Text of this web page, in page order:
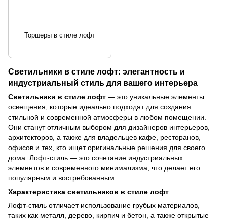
Светильники в стиле лофт: элегантность и
индустриальный стиль для вашего интерьера
Светильники в стиле лофт — это уникальные элементы
освещения, которые идеально подходят для создания
стильной и современной атмосферы в любом помещении.
Они станут отличным выбором для дизайнеров интерьеров,
архитекторов, а также для владельцев кафе, ресторанов,
офисов и тех, кто ищет оригинальные решения для своего
дома. Лофт-стиль — это сочетание индустриальных
элементов и современного минимализма, что делает его
популярным и востребованным.
Характеристика светильников в стиле лофт
Лофт-стиль отличает использование грубых материалов,
таких как металл, дерево, кирпич и бетон, а также открытые
Торшеры в стиле лофт